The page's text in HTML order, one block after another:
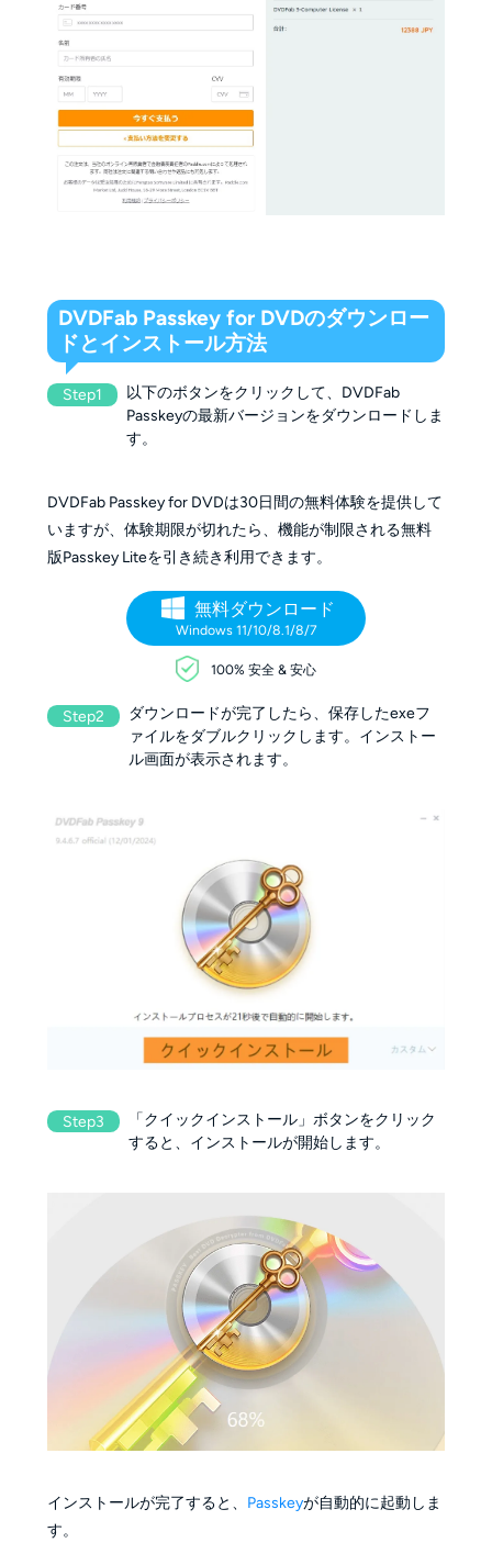
DVDFab Passkey for DVDのダウンロー
ドとインストール方法
Step1
以下のボタンをクリックして、DVDFab
Passkeyの最新バージョンをダウンロードしま
す。
DVDFab Passkey for DVDは30日間の無料体験を提供して
いますが、体験期限が切れたら、機能が制限される無料
版Passkey Liteを引き続き利用できます。
無料ダウンロード
Windows 11/10/8.1/8/7
100% 安全 & 安心
Step2
ダウンロードが完了したら、保存したexeフ
ァイルをダブルクリックします。インストー
ル画面が表示されます。
Step3
「クイックインストール」ボタンをクリック
すると、インストールが開始します。
インストールが完了すると、 Passkeyが自動的に起動しま
す。